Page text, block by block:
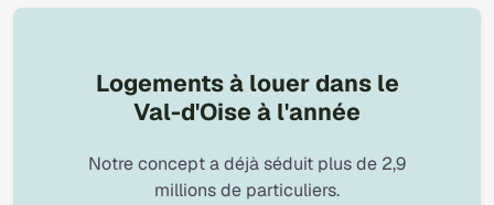
Logements à louer dans le
Val-d'Oise à l'année
Notre concept a déjà séduit plus de 2,9
millions de particuliers.